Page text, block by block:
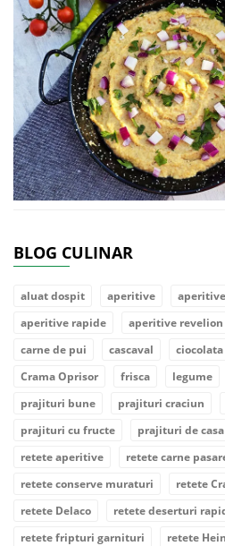
BLOG CULINAR
aluat dospit aperitive
aperitive rapide
aperitive revelion
carne de pui
cascaval ciocolata
Crama Oprisor
frisca legume
prajituri bune
prajituri craciun
prajituri cu fructe
prajituri de casa
retete aperitive
retete carne
retete conserve muraturi
retete
retete Delaco
retete deserturi
retete fripturi garnituri
retete